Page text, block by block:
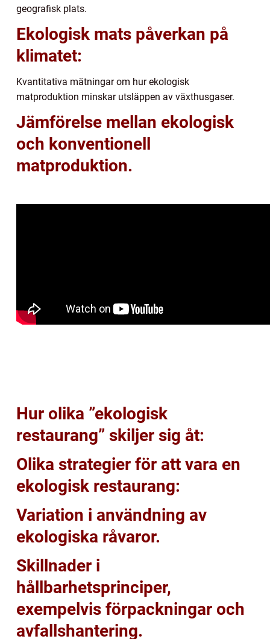
geografisk plats.
Ekologisk mats påverkan på
klimatet:
Kvantitativa mätningar om hur ekologisk
matproduktion minskar utsläppen av växthusgaser.
Jämförelse mellan ekologisk
och konventionell
matproduktion.
Hur olika ”ekologisk
restaurang” skiljer sig åt:
Olika strategier för att vara en
ekologisk restaurang:
Variation i användning av
ekologiska råvaror.
Skillnader i
hållbarhetsprinciper,
exempelvis förpackningar och
avfallshantering.